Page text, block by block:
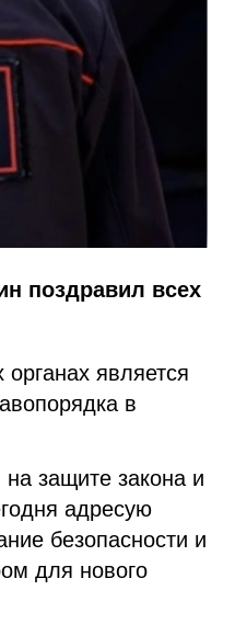
поздравил всех
является
в
защите закона и
адресую
безопасности и
для нового